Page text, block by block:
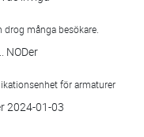
många besökare.
NODer
för armaturer
2024-01-03